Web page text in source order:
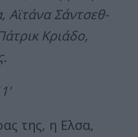
Αϊτάνα Σάντσεθ-
Κριάδο,
της, η Ελσα,